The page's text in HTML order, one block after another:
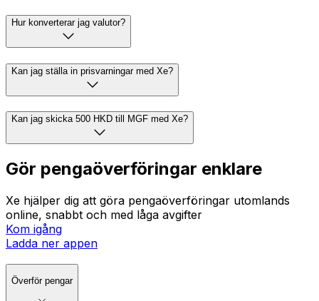
Hur konverterar jag valutor?
Kan jag ställa in prisvarningar med Xe?
Kan jag skicka 500 HKD till MGF med Xe?
Gör pengaöverföringar enklare
Xe hjälper dig att göra pengaöverföringar utomlands
online, snabbt och med låga avgifter
Kom igång
Ladda ner appen
Överför pengar